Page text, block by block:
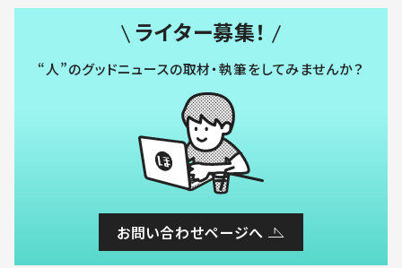
ライター募集！
“人”のグッドニュースの取材・執筆をしてみませんか？
お問い合わせページへ